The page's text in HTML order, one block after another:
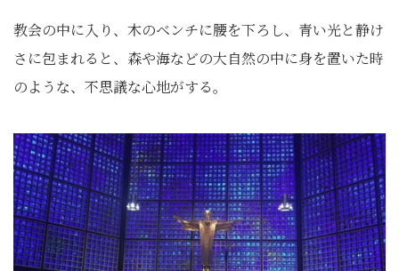
教会の中に入り、木のベンチに腰を下ろし、青い光と静け
さに包まれると、森や海などの大自然の中に身を置いた時
のような、不思議な心地がする。